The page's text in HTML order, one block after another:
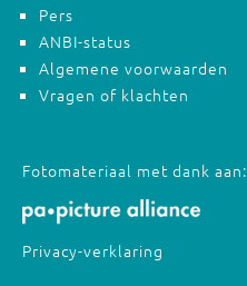
Pers
ANBI-status
Algemene voorwaarden
Vragen of klachten
Fotomateriaal met dank aan:
Privacy-verklaring